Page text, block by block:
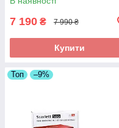
7 190 ₴ 7 990 ₴
Купити
Топ –9%